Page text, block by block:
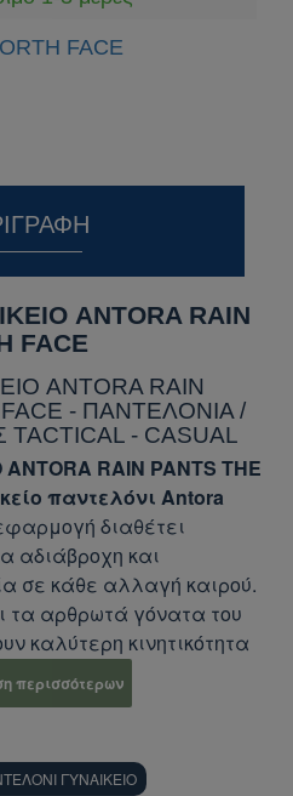
FACE
ANTORA RAIN
FACE
ANTORA RAIN
FACE - ΠΑΝΤΕΛΟΝΙΑ /
- CASUAL
RAIN PANTS THE
παντελόνι Antora
διαθέτει
αδιάβροχη και
σε κάθε αλλαγή καιρού.
τα αρθρωτά γόνατα του
καλύτερη κινητικότητα
ΓΥΝΑΙΚΕΙΟ